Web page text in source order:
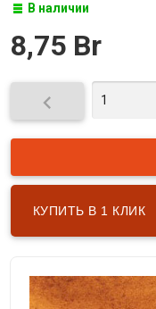
В наличии
8,75 Br

КУПИТЬ В 1 КЛИК